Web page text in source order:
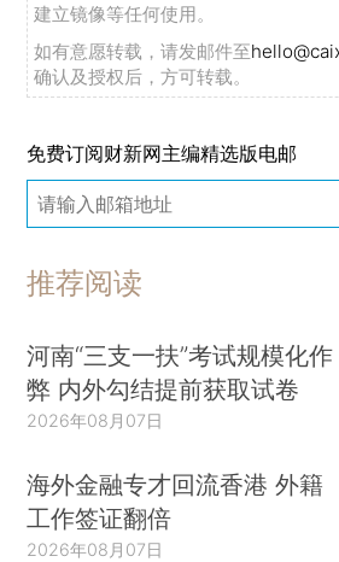
建立镜像等任何使用。
如有意愿转载，请发邮件至
确认及授权后，方可转载。
免费订阅财新网主编精选版电邮
推荐阅读
河南“三支一扶”考试规模化作
弊 内外勾结提前获取试卷
2026年08月07日
海外金融专才回流香港 外籍
工作签证翻倍
2026年08月07日